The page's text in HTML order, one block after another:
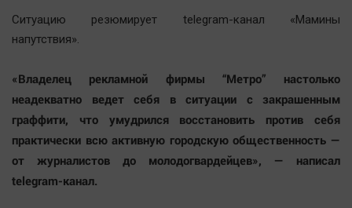
Ситуацию резюмирует telegram-канал «Мамины
напутствия».
«Владелец рекламной фирмы “Метро” настолько
неадекватно ведет себя в ситуации с закрашенным
граффити, что умудрился восстановить против себя
практически всю активную городскую общественность —
от журналистов до молодогвардейцев», — написал
telegram-канал.